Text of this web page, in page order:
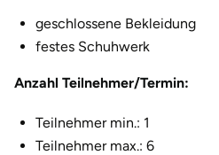
geschlossene Bekleidung
festes Schuhwerk
Anzahl Teilnehmer/Termin:
Teilnehmer min.: 1
Teilnehmer max.: 6
Hamburg
Hanau
Hannover